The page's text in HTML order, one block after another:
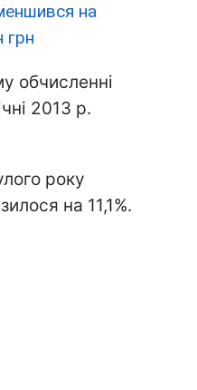
на
грн
обчисленні
2013 р.
року
на 11,1%.